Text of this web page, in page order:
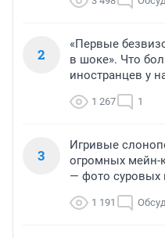
2
«Первые
в шоке». Что
иностранцев у
1 267 1
3
Игривые
огромных мейн-
— фото суровых
1 191